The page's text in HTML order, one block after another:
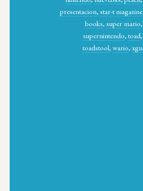
presentacion,star-t magazine
books,super mario,
supernintendo,toad,
toadstool,wario,xgn